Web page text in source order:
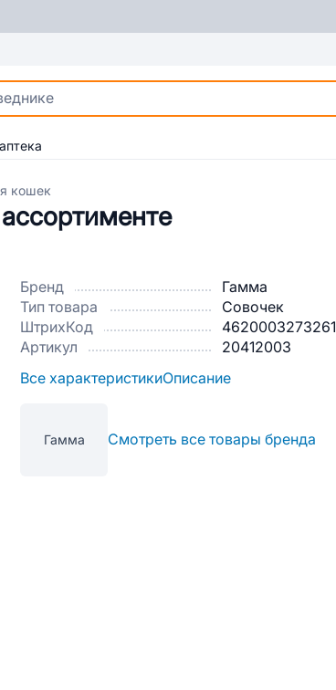
кошек
Бренд
Гамма
Тип товара
Совочек
ШтрихКод
4620003273261
Артикул
20412003
Все характеристикиОписание
Гамма Смотреть все товары бренда